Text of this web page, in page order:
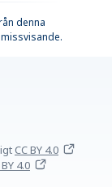
denna
CC BY 4.0
4.0